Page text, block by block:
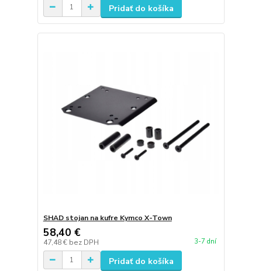
Pridať do košíka
SHAD stojan na kufre Kymco X-Town
58,40 €
47,48 € bez DPH 3-7 dní
Pridať do košíka